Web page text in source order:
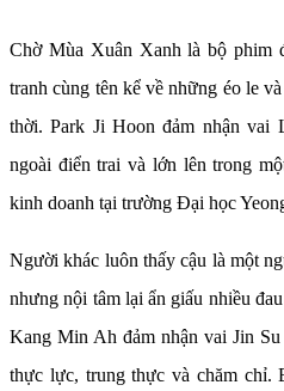
Chờ Mùa Xuân Xanh là bộ phim
tranh cùng tên kể về những éo le
thời. Park Ji Hoon đảm nhận vai
ngoài điển trai và lớn lên trong
kinh doanh tại trường Đại học
Người khác luôn thấy cậu là một
nhưng nội tâm lại ẩn giấu nhiều
Kang Min Ah đảm nhận vai Jin
thực lực, trung thực và chăm chỉ.